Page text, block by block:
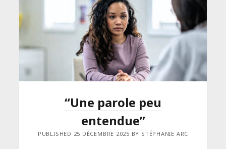
“Une parole peu
entendue”
PUBLISHED 25 DÉCEMBRE 2025 BY STÉPHANIE ARC